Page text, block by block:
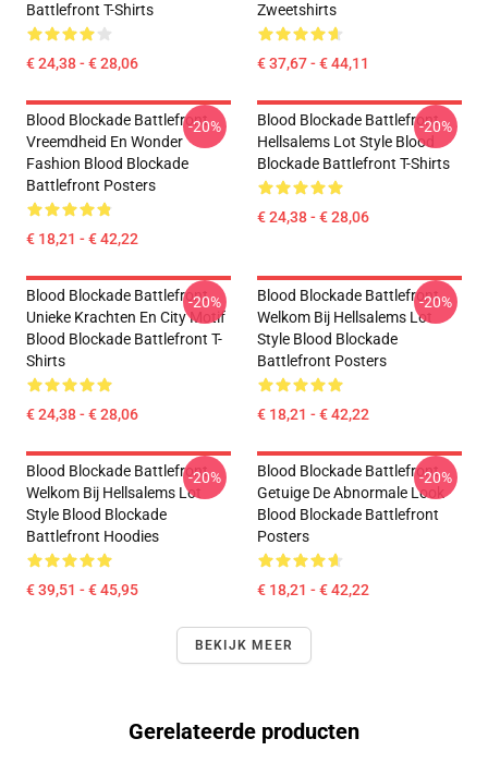
Battlefront T-Shirts
€ 24,38 - € 28,06
Zweetshirts
€ 37,67 - € 44,11
Blood Blockade Battlefront
Vreemdheid En Wonder
Fashion Blood Blockade
Battlefront Posters
€ 18,21 - € 42,22
-20%
Blood Blockade Battlefront
Hellsalems Lot Style Blood
Blockade Battlefront T-Shirts
€ 24,38 - € 28,06
-20%
Blood Blockade Battlefront
Unieke Krachten En City Motif
Blood Blockade Battlefront T-
Shirts
€ 24,38 - € 28,06
-20%
Blood Blockade Battlefront
Welkom Bij Hellsalems Lot
Style Blood Blockade
Battlefront Posters
€ 18,21 - € 42,22
-20%
Blood Blockade Battlefront
Welkom Bij Hellsalems Lot
Style Blood Blockade
Battlefront Hoodies
€ 39,51 - € 45,95
-20%
Blood Blockade Battlefront
Getuige De Abnormale Look
Blood Blockade Battlefront
Posters
€ 18,21 - € 42,22
-20%
BEKIJK MEER
Gerelateerde producten